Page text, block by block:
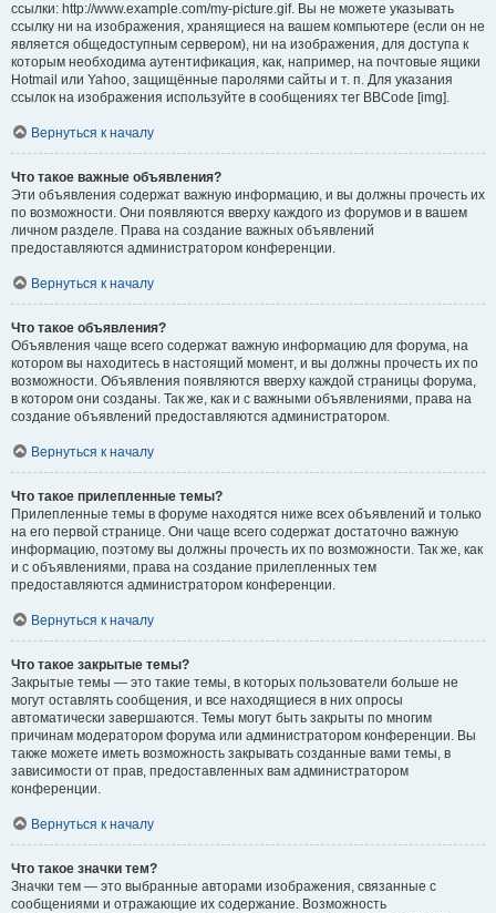
ссылки: http://www.example.com/my-picture.gif. Вы не можете указывать
ссылку ни на изображения, хранящиеся на вашем компьютере (если он не
является общедоступным сервером), ни на изображения, для доступа к
которым необходима аутентификация, как, например, на почтовые ящики
Hotmail или Yahoo, защищённые паролями сайты и т. п. Для указания
ссылок на изображения используйте в сообщениях тег BBCode [img].
Вернуться к началу
Что такое важные объявления?
Эти объявления содержат важную информацию, и вы должны прочесть их
по возможности. Они появляются вверху каждого из форумов и в вашем
личном разделе. Права на создание важных объявлений
предоставляются администратором конференции.
Вернуться к началу
Что такое объявления?
Объявления чаще всего содержат важную информацию для форума, на
котором вы находитесь в настоящий момент, и вы должны прочесть их по
возможности. Объявления появляются вверху каждой страницы форума,
в котором они созданы. Так же, как и с важными объявлениями, права на
создание объявлений предоставляются администратором.
Вернуться к началу
Что такое прилепленные темы?
Прилепленные темы в форуме находятся ниже всех объявлений и только
на его первой странице. Они чаще всего содержат достаточно важную
информацию, поэтому вы должны прочесть их по возможности. Так же, как
и с объявлениями, права на создание прилепленных тем
предоставляются администратором конференции.
Вернуться к началу
Что такое закрытые темы?
Закрытые темы — это такие темы, в которых пользователи больше не
могут оставлять сообщения, и все находящиеся в них опросы
автоматически завершаются. Темы могут быть закрыты по многим
причинам модератором форума или администратором конференции. Вы
также можете иметь возможность закрывать созданные вами темы, в
зависимости от прав, предоставленных вам администратором
конференции.
Вернуться к началу
Что такое значки тем?
Значки тем — это выбранные авторами изображения, связанные с
сообщениями и отражающие их содержание. Возможность